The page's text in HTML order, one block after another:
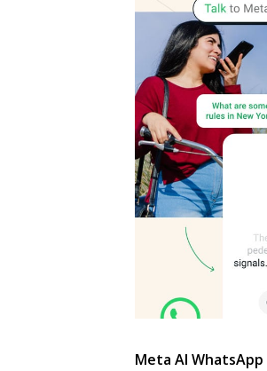
Meta AI WhatsApp